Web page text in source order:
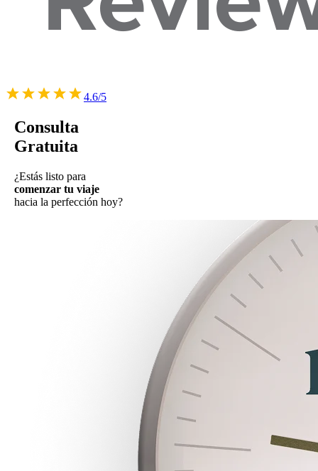
4.6/5
Consulta
Gratuita
¿Estás listo para
comenzar tu viaje
hacia la perfección hoy?